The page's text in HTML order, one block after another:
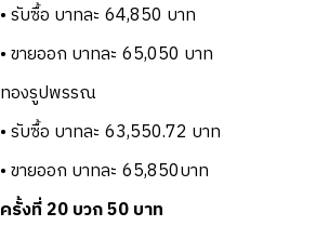
• รับซื้อ บาทละ 64,850 บาท
• ขายออก บาทละ 65,050 บาท
ทองรูปพรรณ
• รับซื้อ บาทละ 63,550.72 บาท
• ขายออก บาทละ 65,850บาท
ครั้งที่ 20 บวก 50 บาท